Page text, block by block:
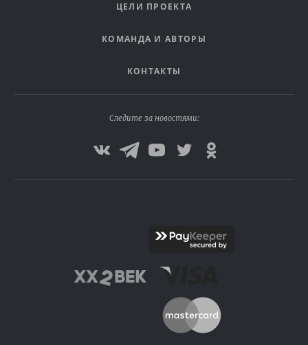
ЦЕЛИ ПРОЕКТА
КОМАНДА И АВТОРЫ
КОНТАКТЫ
Следите за новостями: